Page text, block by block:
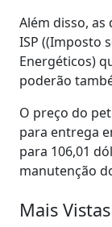
Além disso,
ISP ((Imposto
Energéticos)
poderão
O preço do
para entrega
para 106,01
manutenção
Mais Vistas